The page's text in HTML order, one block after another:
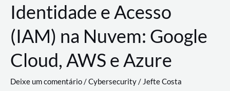
Identidade e Acesso
(IAM) na Nuvem: Google
Cloud, AWS e Azure
Deixe um comentário/Cybersecurity/ Jefte Costa